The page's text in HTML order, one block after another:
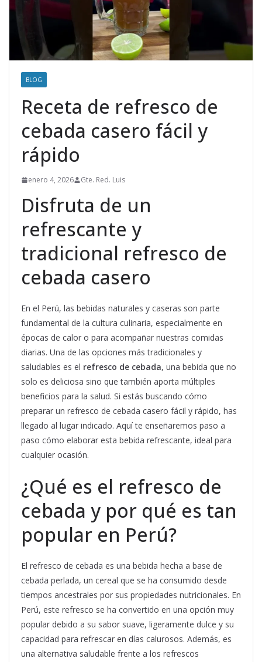
BLOG
Receta de refresco de
cebada casero fácil y
rápido
enero 4, 2026 Gte. Red. Luis
Disfruta de un
refrescante y
tradicional refresco de
cebada casero
En el Perú, las bebidas naturales y caseras son parte
fundamental de la cultura culinaria, especialmente en
épocas de calor o para acompañar nuestras comidas
diarias. Una de las opciones más tradicionales y
saludables es el refresco de cebada, una bebida que no
solo es deliciosa sino que también aporta múltiples
beneficios para la salud. Si estás buscando cómo
preparar un refresco de cebada casero fácil y rápido, has
llegado al lugar indicado. Aquí te enseñaremos paso a
paso cómo elaborar esta bebida refrescante, ideal para
cualquier ocasión.
¿Qué es el refresco de
cebada y por qué es tan
popular en Perú?
El refresco de cebada es una bebida hecha a base de
cebada perlada, un cereal que se ha consumido desde
tiempos ancestrales por sus propiedades nutricionales. En
Perú, este refresco se ha convertido en una opción muy
popular debido a su sabor suave, ligeramente dulce y su
capacidad para refrescar en días calurosos. Además, es
una alternativa saludable frente a los refrescos